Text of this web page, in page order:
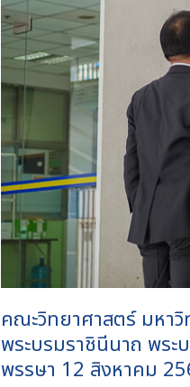
คณะวิทยาศาสตร์ มหา
พระบรมราชินีนาถ พระ
พรรษา 12 สิงหาคม
พระพร
ชัยมงคล
สมเด็จ
พระนาง
ริกิ
ติ์
พระบรม
ราชินีนาถ
พระบรม
พันปี
หลวง
เนื่อง